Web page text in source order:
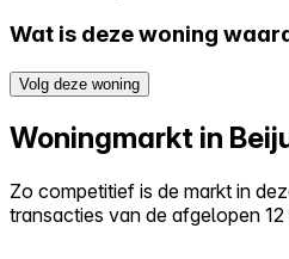
Wat is deze woning
Volg deze woning
Woningmarkt in
Zo competitief is de markt in
transacties van de afgelopen 12